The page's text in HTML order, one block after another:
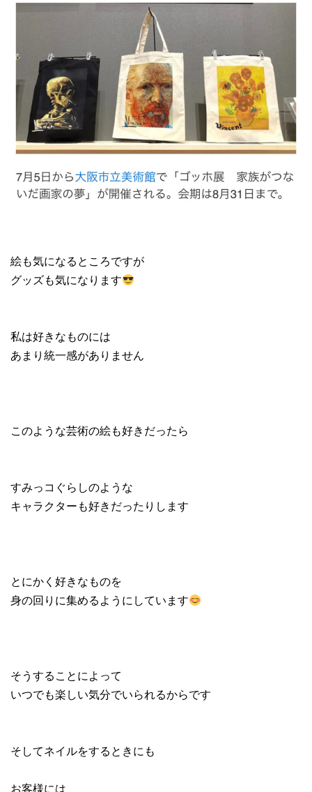
絵も気になるところですが
グッズも気になります
私は好きなものには
あまり統一感がありません
このような芸術の絵も好きだったら
すみっコぐらしのような
キャラクターも好きだったりします
とにかく好きなものを
身の回りに集めるようにしています
そうすることによって
いつでも楽しい気分でいられるからです
そしてネイルをするときにも
お客様には